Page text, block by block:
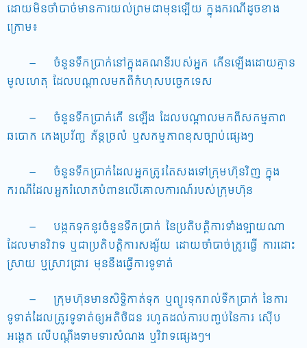
ដោយមិនចាំបាច់មានការយល់ព្រមជាមុនឡើយ ក្នុងករណីដូចខាង
ក្រោម៖
– ចំនួនទឹកប្រាក់នៅក្នុងគណនីរបស់អ្នក កើនឡើងដោយគ្មាន
មូលហេតុ ដែលបណ្តាលមកពីកំហុសបច្ចេកទេស
– ចំនួនទឹកប្រាក់កើ នឡើង ដែលបណ្តាលមកពីសកម្មភាព
ឆបោក កេងប្រវ័ញ្ច ភ័ន្តច្រលំ ឬសកម្មភាពខុសច្បាប់ផ្សេងៗ
– ចំនួនទឹកប្រាក់ដែលអ្នកត្រូវតែសងទៅក្រុមហ៊ុនវិញ ក្នុង
ករណីដែលអ្នករំលោភបំពានលើគោលការណ៍របស់ក្រុមហ៊ុន
– បង្កកទុកនូវចំនួនទឹកប្រាក់ នៃប្រតិបត្តិការទាំងឡាយណា
ដែលមានវិវាទ ឬជាប្រតិបត្តិការសង្ស័យ ដោយចាំបាច់ត្រូវធ្វើ ការដោះ
ស្រាយ ឬស្រាវជ្រាវ មុននឹងធ្វើការទូទាត់
– ក្រុមហ៊ុនមានសិទ្ធិកាត់ទុក ឬព្យួរទុករាល់ទឹកប្រាក់ នៃការ
ទូទាត់ដែលត្រូវទូទាត់ឲ្យអតិថិជន រហូតដល់ការបញ្ចប់នៃការ ស៊ើប
អង្គេត លើបណ្តឹងទាមទារសំណង ឬវិវាទផ្សេងៗ។